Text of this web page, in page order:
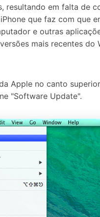
resultando em falta de
que faz com que
e outras
mais recentes do
Apple no canto
"Software Update".